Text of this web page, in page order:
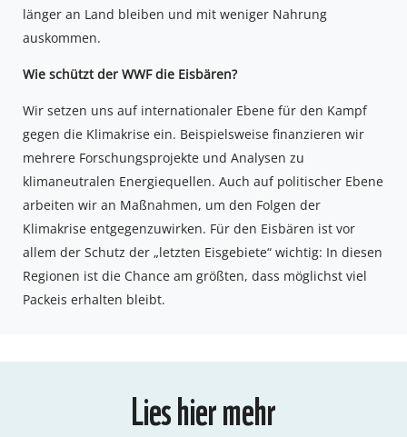
länger an Land bleiben und mit weniger Nahrung
auskommen.
Wie schützt der WWF die Eisbären?
Wir setzen uns auf internationaler Ebene für den Kampf
gegen die Klimakrise ein. Beispielsweise finanzieren wir
mehrere Forschungsprojekte und Analysen zu
klimaneutralen Energiequellen. Auch auf politischer Ebene
arbeiten wir an Maßnahmen, um den Folgen der
Klimakrise entgegenzuwirken. Für den Eisbären ist vor
allem der Schutz der „letzten Eisgebiete“ wichtig: In diesen
Regionen ist die Chance am größten, dass möglichst viel
Packeis erhalten bleibt.
Lies hier mehr